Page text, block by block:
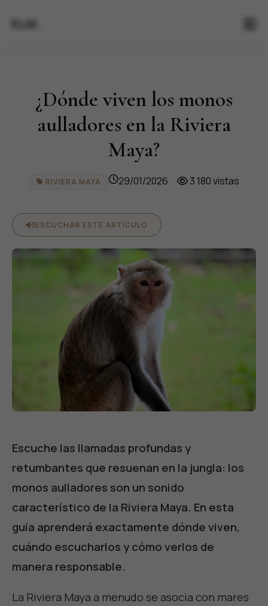
ELM.
¿Dónde viven los monos
aulladores en la Riviera
Maya?
RIVIERA MAYA 29/01/2026 3 180 vistas
ESCUCHAR ESTE ARTÍCULO
Escuche las llamadas profundas y
retumbantes que resuenan en la jungla: los
monos aulladores son un sonido
característico de la Riviera Maya. En esta
guía aprenderá exactamente dónde viven,
cuándo escucharlos y cómo verlos de
manera responsable.
La Riviera Maya a menudo se asocia con mares